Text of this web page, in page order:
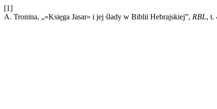
[1]
A. Tronina, „«Księga Jasar» i jej ślady w Biblii Hebrajskiej”, RBL, t.